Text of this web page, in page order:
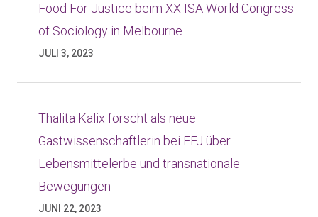
Food For Justice beim XX ISA World Congress
of Sociology in Melbourne
JULI 3, 2023
Thalita Kalix forscht als neue
Gastwissenschaftlerin bei FFJ über
Lebensmittelerbe und transnationale
Bewegungen
JUNI 22, 2023